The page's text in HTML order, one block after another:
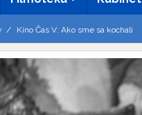
Kino Čas V: Ako sme sa kochali